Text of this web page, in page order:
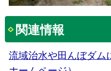
関連情報
流域治水や田んぼダム